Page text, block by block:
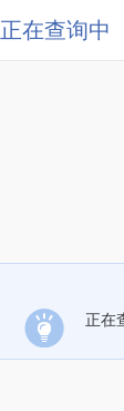
正在查询中
正在